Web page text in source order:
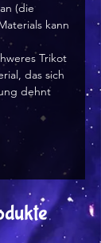
(die
kann
Trikot
das sich
dehnt